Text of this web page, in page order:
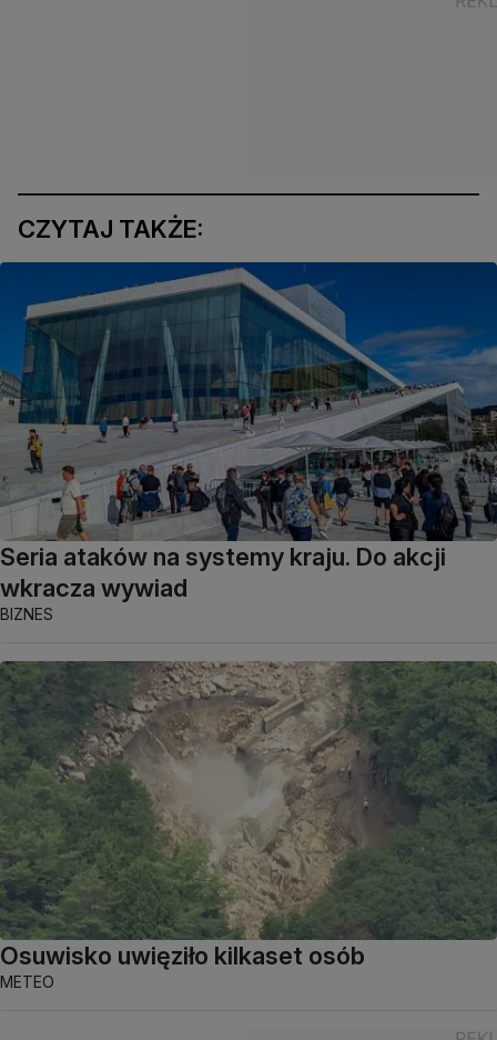
CZYTAJ TAKŻE:
Seria ataków na systemy kraju. Do akcji
wkracza wywiad
BIZNES
Osuwisko uwięziło kilkaset osób
METEO